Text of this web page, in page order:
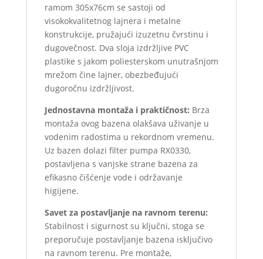
ramom 305x76cm se sastoji od
visokokvalitetnog lajnera i metalne
konstrukcije, pružajući izuzetnu čvrstinu i
dugovečnost. Dva sloja izdržljive PVC
plastike s jakom poliesterskom unutrašnjom
mrežom čine lajner, obezbeđujući
dugoročnu izdržljivost.
Jednostavna montaža i praktičnost: Brza
montaža ovog bazena olakšava uživanje u
vodenim radostima u rekordnom vremenu.
Uz bazen dolazi filter pumpa RX0330,
postavljena s vanjske strane bazena za
efikasno čišćenje vode i održavanje
higijene.
Savet za postavljanje na ravnom terenu:
Stabilnost i sigurnost su ključni, stoga se
preporučuje postavljanje bazena isključivo
na ravnom terenu. Pre montaže,